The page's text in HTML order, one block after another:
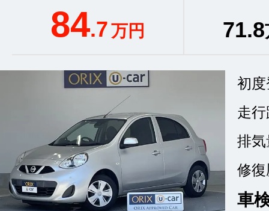
84.7万円 71.8
初
走
排気
修復
車